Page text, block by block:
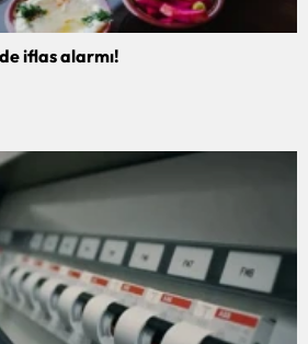
iflas alarmı!